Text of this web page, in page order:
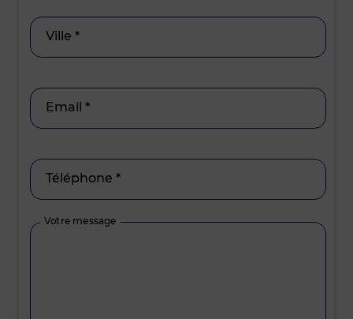
Ville *
Email *
Téléphone *
Votre message